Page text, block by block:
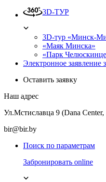
3D-ТУР
3D-тур «Минск-
«Маяк Минска»
«Парк
Электронное заявление
Оставить заявку
Наш адрес
Ул.Мстиславца 9 (Dana
bir@bir.by
Поиск по параметрам
Забронировать online